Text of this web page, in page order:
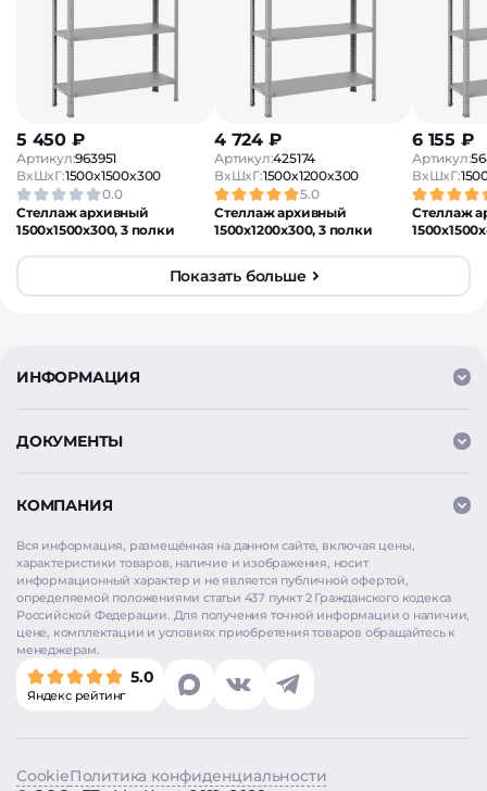
5 450 ₽
Артикул:963951
ВxШxГ:1500x1500x300
0.0
Стеллаж архивный
1500х1500х300, 3 полки
4 724 ₽
Артикул:425174
ВxШxГ:1500x1200x300
5.0
Стеллаж архивный
1500х1200х300, 3 полки
6 155 ₽
Артикул:
ВxШxГ:
Стеллаж
Показать больше
Вся информация, размещённая на данном сайте, включая цены,
характеристики товаров, наличие и изображения, носит
информационный характер и не является публичной офертой,
определяемой положениями статьи 437 пункт 2 Гражданского кодекса
Российской Федерации. Для получения точной информации о наличии,
цене, комплектации и условиях приобретения товаров обращайтесь к
менеджерам.
5.0
Яндекс рейтинг
ИНФОРМАЦИЯ
ДОКУМЕНТЫ
КОМПАНИЯ
CookieПолитика конфиденциальности
Мы используем
работы сайта. Продолжая использовать сайт, вы
соглашаетесь на использование cookie. Нажимая
«Согласен», вы также даёте согласие на обработку
Согласен